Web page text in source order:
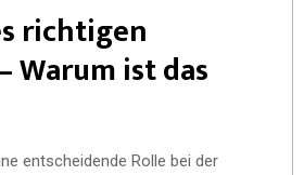
richtigen
Warum ist das
entscheidende Rolle bei der